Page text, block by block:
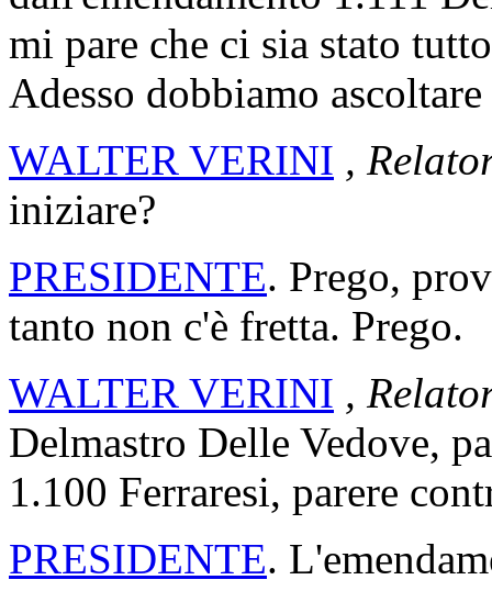
mi pare che ci sia stato
Adesso dobbiamo
WALTER VERINI ,
iniziare?
PRESIDENTE. Prego,
tanto non c'è fretta. Prego.
WALTER VERINI ,
Delmastro Delle Vedove,
1.100 Ferraresi, parere
PRESIDENTE.